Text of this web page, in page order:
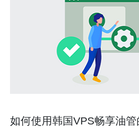
如何使用韩国VPS畅享油管